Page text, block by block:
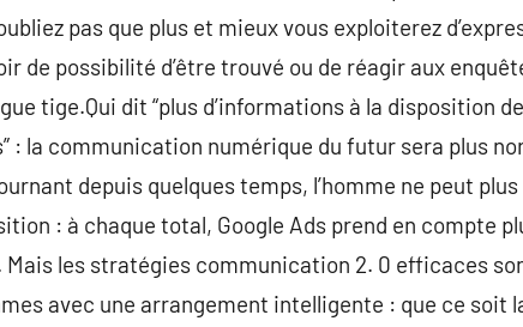
pas que plus et mieux vous exploiterez
de possibilité d’être trouvé ou de réagir aux
tige.Qui dit “plus d’informations à la disposition
: la communication numérique du futur sera plus
depuis quelques temps, l’homme ne peut
: à chaque total, Google Ads prend en compte
les stratégies communication 2. 0 efficaces
avec une arrangement intelligente : que ce soit